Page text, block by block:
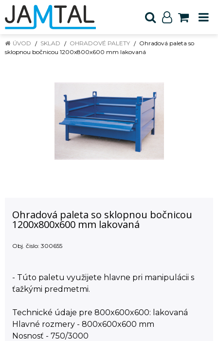
ÚVOD SKLAD OHRADOVÉ PALETY
Ohradová paleta so
sklopnou bočnicou 1200x800x600 mm lakovaná
Ohradová paleta so sklopnou bočnicou
1200x800x600 mm lakovaná
Obj. čislo: 300655
- Túto paletu využijete hlavne pri manipulácii s
ťažkými predmetmi.
Technické údaje pre 800x600x600: lakovaná
Hlavné rozmery - 800x600x600 mm
Nosnosť - 750/3000